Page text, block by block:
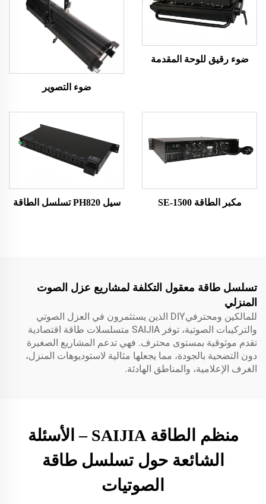
ضوء رقيق للوحة المقدمة
ضوء التصوير
مكبر الطاقة SE-1500 سيل PH820 تسلسل الطاقة
تسلسل طاقة معقول التكلفة لمشاريع عزل الصوت
المنزلي
للمالكين ومحترفيDIY الذين يستثمرون في العزل الصوتي
والتركيبات الصوتية، توفر SAIJIA متسلسلات طاقة اقتصادية
تقدم موثوقية بمستوى محترف. فهي تدعم المشاريع الصغيرة
دون التضحية بالجودة، مما يجعلها مثالية لاستوديوهات المنزل،
الغرف الإعلامية، والمناطق الهادئة.
منظم الطاقة SAIJIA – الأسئلة
الشائعة حول تسلسل طاقة
الصوتيات